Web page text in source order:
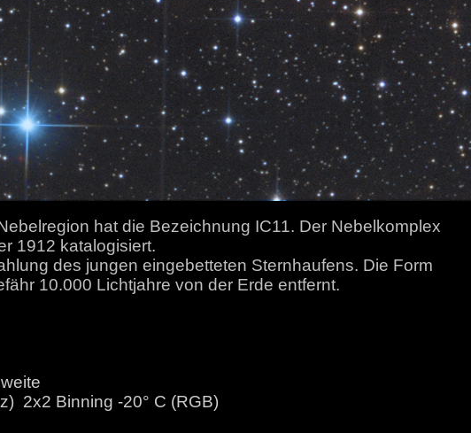
hat die Bezeichnung IC11. Der Nebelkomplex
1912 katalogisiert.
des jungen eingebetteten Sternhaufens. Die Form
10.000 Lichtjahre von der Erde entfernt.
2x2 Binning -20° C (RGB)